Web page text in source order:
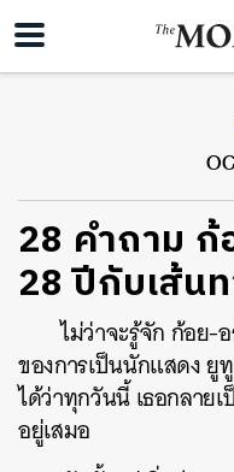
28 คำถาม ก้
28 ปีกับเส้น
ไม่ว่าจะรู้จัก ก้อย-
ของการเป็นนักแสดง ยู
ได้ว่าทุกวันนี้ เธอกลาย
อยู่เสมอ